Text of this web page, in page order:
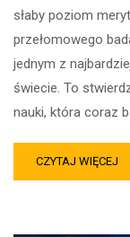
słaby poziom
przełomowego
jednym z
świecie. To
nauki, która coraz
CZYTAJ WIĘCEJ